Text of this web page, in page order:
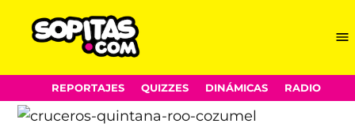
Skip
to
content
REPORTAJES QUIZZES DINÁMICAS RADIO